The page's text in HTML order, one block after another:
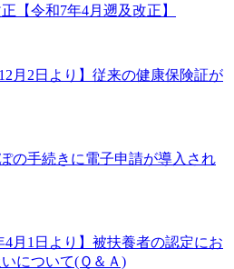
【令和7年4月遡及改正】
12月2日より】従来の健康保険証が
の手続きに電子申請が導入され
4月1日より】被扶養者の認定にお
について(Ｑ＆Ａ)